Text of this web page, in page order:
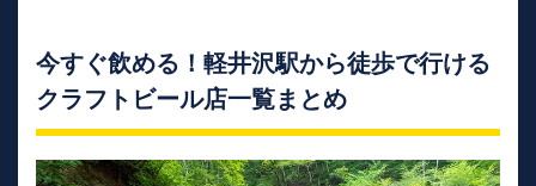
今すぐ飲める！​​​​​​軽井沢駅から徒歩で行ける
クラフトビール店一覧まとめ